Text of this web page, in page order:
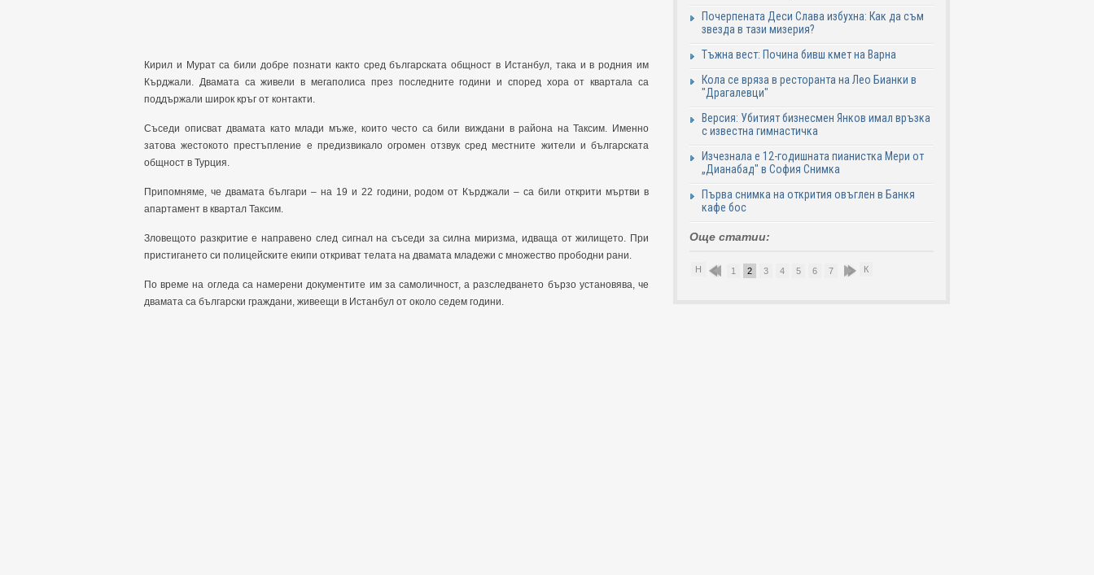
Кирил и Мурат са били добре познати както сред българската общност в Истанбул, така и в родния им
Кърджали. Двамата са живели в мегаполиса през последните години и според хора от квартала са
поддържали широк кръг от контакти.
Съседи описват двамата като млади мъже, които често са били виждани в района на Таксим. Именно
затова жестокото престъпление е предизвикало огромен отзвук сред местните жители и българската
общност в Турция.
Припомняме, че двамата българи – на 19 и 22 години, родом от Кърджали – са били открити мъртви в
апартамент в квартал Таксим.
Зловещото разкритие е направено след сигнал на съседи за силна миризма, идваща от жилището. При
пристигането си полицейските екипи откриват телата на двамата младежи с множество прободни рани.
По време на огледа са намерени документите им за самоличност, а разследването бързо установява, че
двамата са български граждани, живеещи в Истанбул от около седем години.
Почерпената Деси Слава избухна: Как да съм
звезда в тази мизерия?
Тъжна вест: Почина бивш кмет на Варна
Кола се вряза в ресторанта на Лео Бианки в
"Драгалевци"
Версия: Убитият бизнесмен Янков имал връзка
с известна гимнастичка
Изчезнала е 12-годишната пианистка Мери от
„Дианабад" в София Снимка
Първа снимка на открития овъглен в Банкя
кафе бос
Още статии:
Н 1 2 3 4 5 6 7 8 9К